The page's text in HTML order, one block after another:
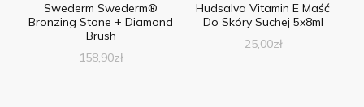
Swederm Swederm®
Bronzing Stone + Diamond
Brush
158,90zł
Hudsalva Vitamin E Maść
Do Skóry Suchej 5x8ml
25,00zł